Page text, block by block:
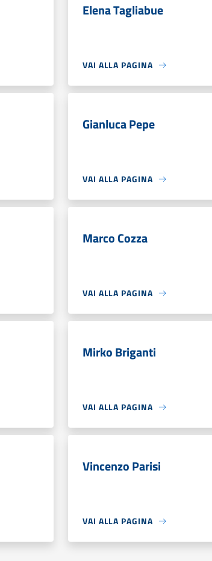
Elena Tagliabue
VAI ALLA PAGINA
Gianluca Pepe
VAI ALLA PAGINA
Marco Cozza
VAI ALLA PAGINA
Mirko Briganti
VAI ALLA PAGINA
Vincenzo Parisi
VAI ALLA PAGINA